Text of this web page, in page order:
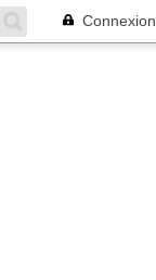
Connexion